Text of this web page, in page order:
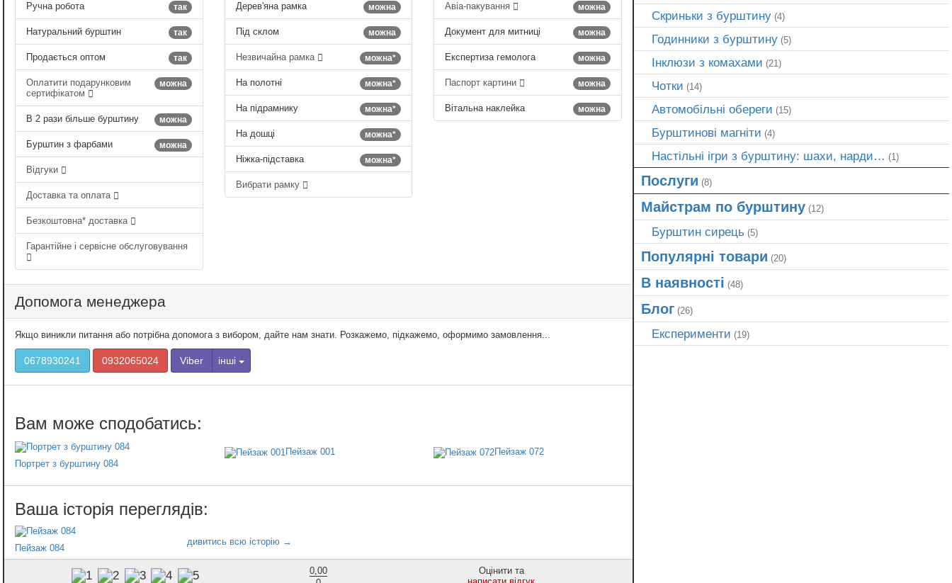
так
Ручна робота
так
Натуральний бурштин
так
Продається оптом
можна
Оплатити подарунковим
сертифікатом
можна
В 2 рази більше бурштину
можна
Бурштин з фарбами
Відгуки
Доставка та оплата
Безкоштовна* доставка
Гарантійне і сервісне обслуговування
можна
Дерев'яна рамка
можна
Під склом
можна*
Незвичайна рамка
можна*
На полотні
можна*
На підрамнику
можна*
На дошці
можна*
Ніжка-підставка
Вибрати рамку
можна
Авіа-пакування
можна
Документ для митниці
можна
Експертиза гемолога
можна
Паспорт картини
можна
Вітальна наклейка
Допомога менеджера
Якщо виникли питання або потрібна допомога з вибором, дайте нам знати. Розкажемо, підкажемо, оформимо замовлення...
0678930241 0932065024 Viber інші
Портрет з бурштину 084
Пейзаж 001 Пейзаж 072
Пейзаж 084
0,00
Оцінити та
Скриньки з бурштину(4)
Годинники з бурштину(5)
Інклюзи з комахами (21)
Чотки (14)
Автомобільні обереги (15)
Бурштинові магніти (4)
Настільні ігри з бурштину: шахи, нарди… (1)
Послуги (8)
Майстрам по бурштину(12)
Бурштин сирець (5)
Популярні товари (20)
В наявності (48)
Блог(26)
Експерименти (19)